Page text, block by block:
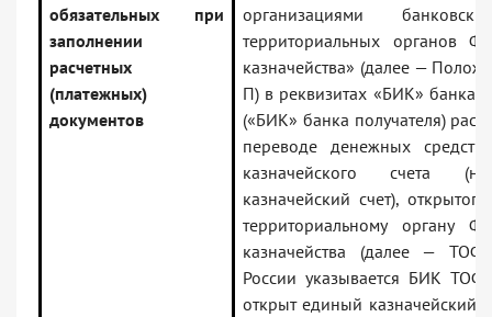
обязательных при
заполнении
расчетных
(платежных)
документов
организациями
территориальных органов
казначейства» (далее —
П) в реквизитах «БИК» банка
(«БИК» банка получателя)
переводе денежных
казначейского счета
казначейский счет),
территориальному органу
казначейства (далее —
России указывается БИК
открыт единый казначейский